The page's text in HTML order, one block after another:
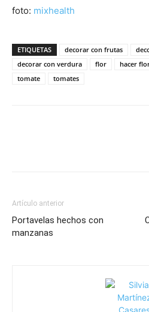
foto: mixhealth
ETIQUETAS decorar con frutas
decorar con verdura
flor hacer
tomate
tomates
Artículo anterior
Portavelas hechos con
manzanas